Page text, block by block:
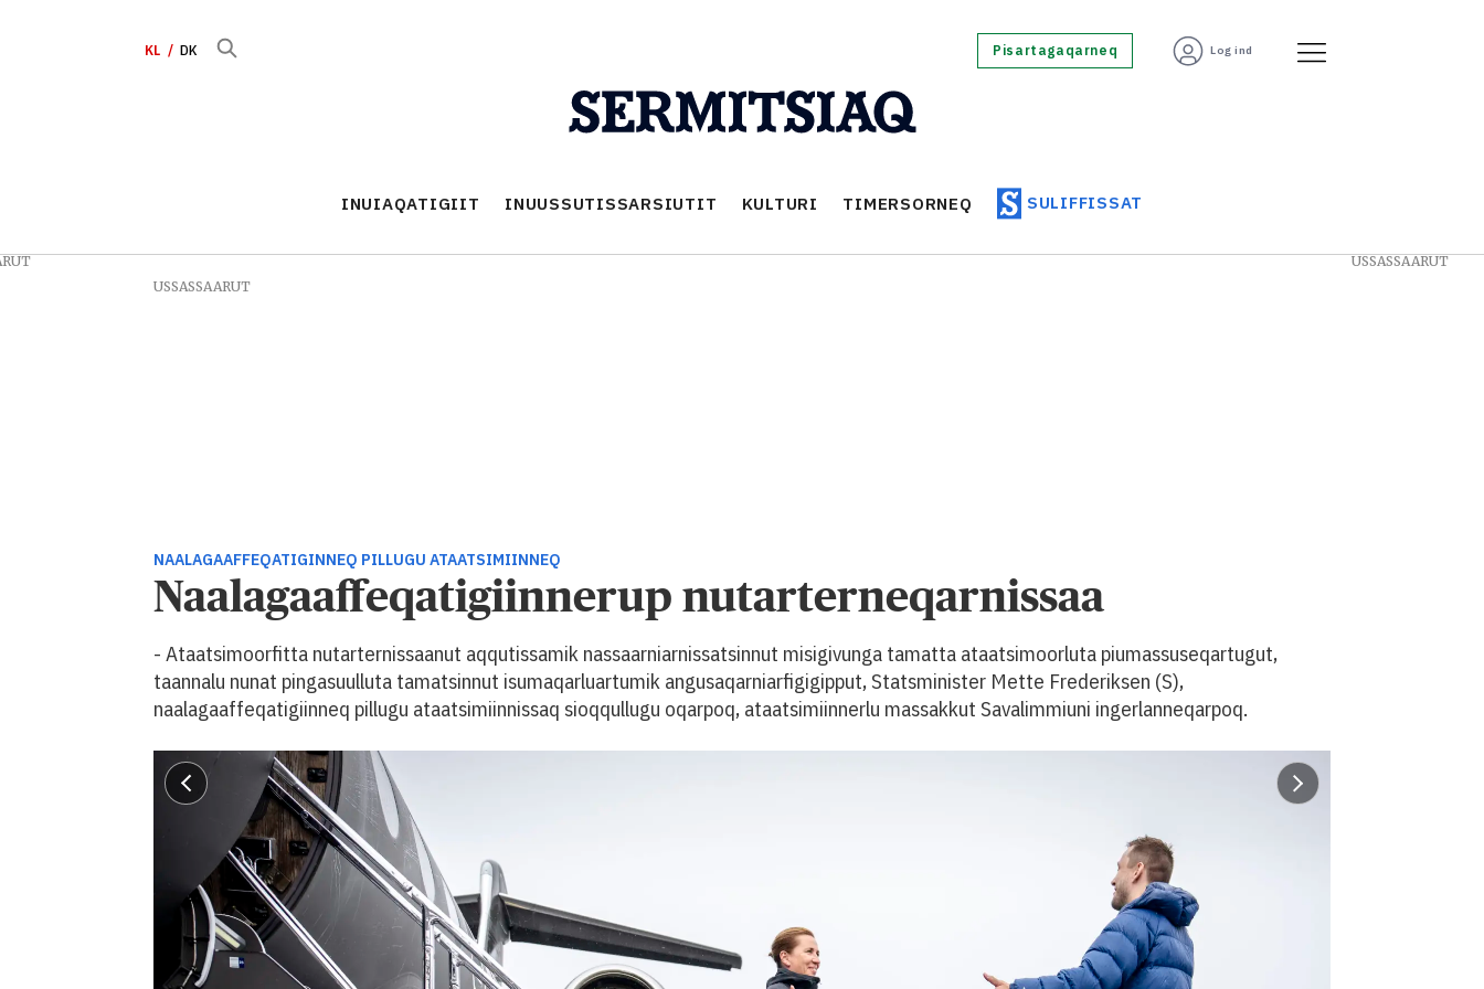
KL DK Pisartagaqarneq Log ind
INUIAQATIGIIT INUUSSUTISSARSIUTIT KULTURI TIMERSORNEQ SULIFFISSAT
USSASSAARUT
NAALAGAAFFEQATIGINNEQ PILLUGU ATAATSIMIINNEQ
Naalagaaffeqatigiinnerup nutarterneqarnissaa
- Ataatsimoorfitta nutarternissaanut aqqutissamik nassaarniarnissatsinnut misigivunga tamatta ataatsimoorluta piumassuseqartugut,
taannalu nunat pingasuulluta tamatsinnut isumaqarluartumik angusaqarniarfigigipput, Statsminister Mette Frederiksen (S),
naalagaaffeqatigiinneq pillugu ataatsimiinnissaq sioqqullugu oqarpoq, ataatsimiinnerlu massakkut Savalimmiuni ingerlanneqarpoq.
USSASSAARUT